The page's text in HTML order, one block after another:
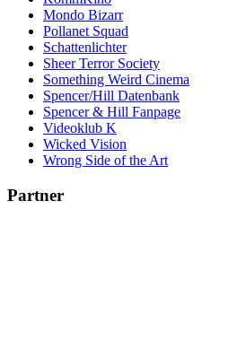
Mondo Bizarr
Pollanet Squad
Schattenlichter
Sheer Terror Society
Something Weird Cinema
Spencer/Hill Datenbank
Spencer & Hill Fanpage
Videoklub K
Wicked Vision
Wrong Side of the Art
Partner